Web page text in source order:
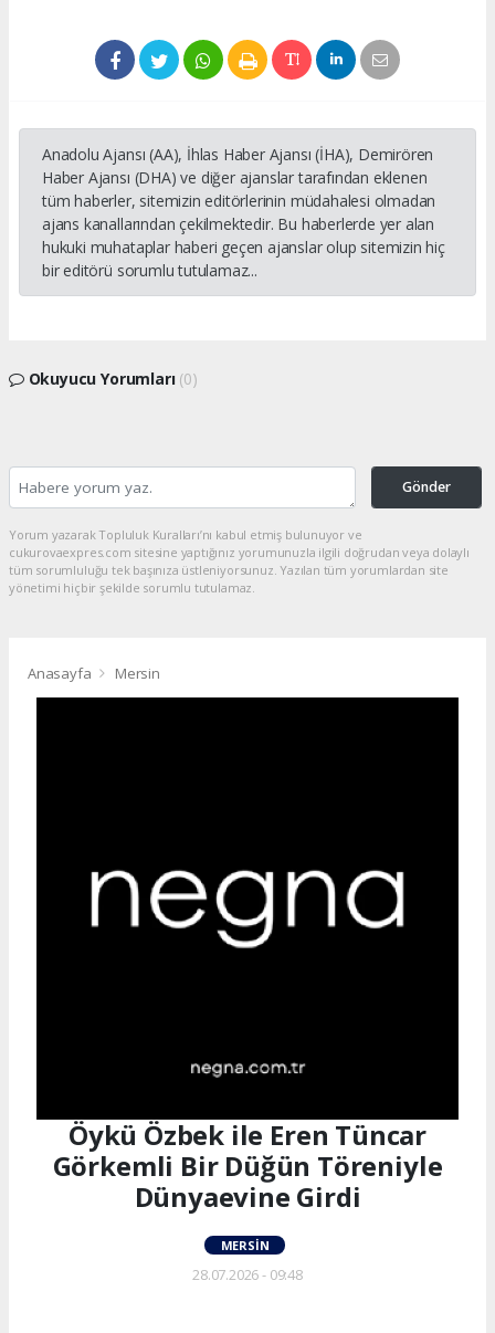
Anadolu Ajansı (AA), İhlas Haber Ajansı (İHA), Demirören
Haber Ajansı (DHA) ve diğer ajanslar tarafından eklenen
tüm haberler, sitemizin editörlerinin müdahalesi olmadan
ajans kanallarından çekilmektedir. Bu haberlerde yer alan
hukuki muhataplar haberi geçen ajanslar olup sitemizin hiç
bir editörü sorumlu tutulamaz...
Okuyucu Yorumları (0)
Gönder
Yorum yazarak Topluluk Kuralları’nı kabul etmiş bulunuyor ve
cukurovaexpres.com sitesine yaptığınız yorumunuzla ilgili doğrudan veya dolaylı
tüm sorumluluğu tek başınıza üstleniyorsunuz. Yazılan tüm yorumlardan site
yönetimi hiçbir şekilde sorumlu tutulamaz.
Anasayfa Mersin
Öykü Özbek ile Eren Tüncar
Görkemli Bir Düğün Töreniyle
Dünyaevine Girdi
MERSIN
28.07.2026 - 09:48